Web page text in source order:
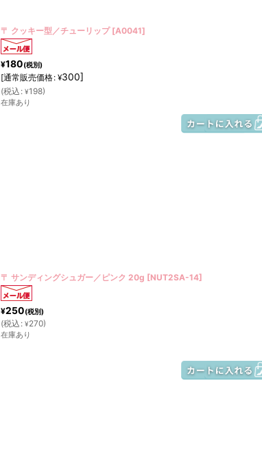
〒 クッキー型／チューリップ [A0041]
¥180(税別)
[通常販売価格: ¥300]
(税込 : ¥198)
在庫あり
〒 サンディングシュガー／ピンク 20g [NUT2SA-14]
¥250(税別)
(税込 : ¥270)
在庫あり